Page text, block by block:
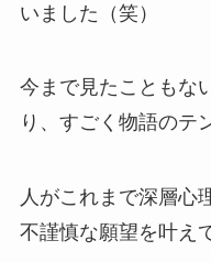
いました（笑）
今まで見たこともな
り、すごく物語のテ
人がこれまで深層心
不謹慎な願望を叶え